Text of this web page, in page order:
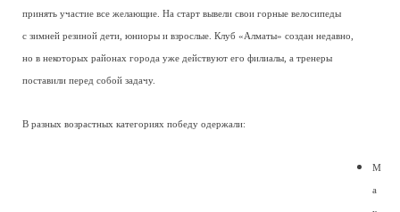
принять участие все желающие. На старт вывели свои горные велосипеды
с зимней резиной дети, юниоры и взрослые. Клуб «Алматы» создан недавно,
но в некоторых районах города уже действуют его филиалы, а тренеры
поставили перед собой задачу.
В разных возрастных категориях победу одержали:
М
а